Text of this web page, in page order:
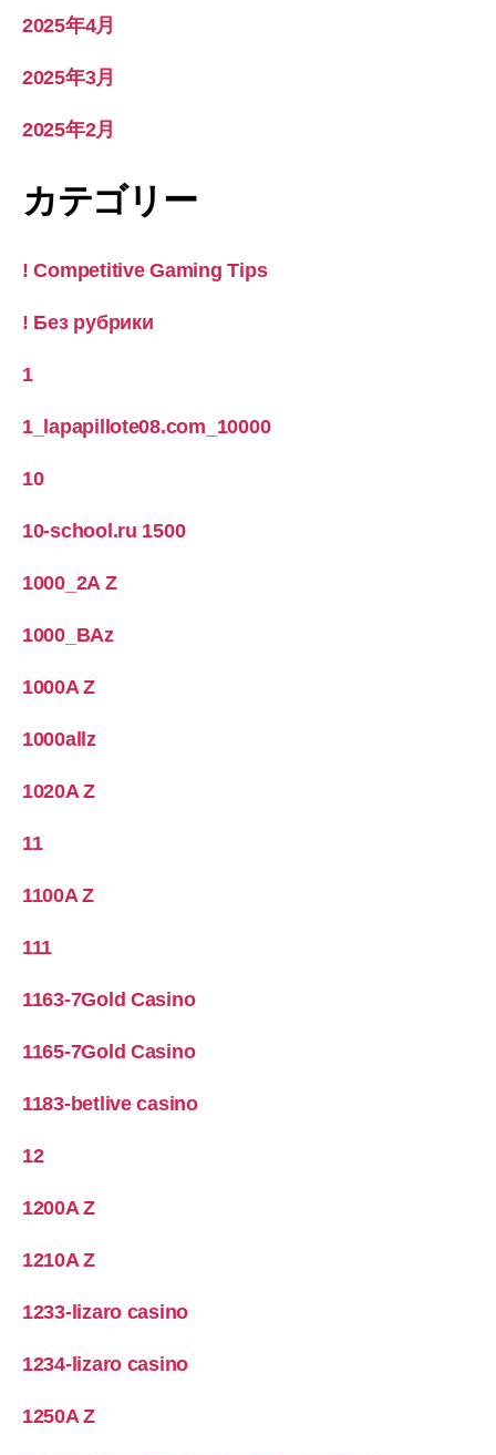
2025年4月
2025年3月
2025年2月
カテゴリー
! Competitive Gaming Tips
! Без рубрики
1
1_lapapillote08.com_10000
10
10-school.ru 1500
1000_2A Z
1000_BAz
1000A Z
1000allz
1020A Z
11
1100A Z
111
1163-7Gold Casino
1165-7Gold Casino
1183-betlive casino
12
1200A Z
1210A Z
1233-lizaro casino
1234-lizaro casino
1250A Z